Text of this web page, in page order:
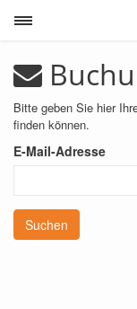
Toggle sidebar
Bitte geben Sie hier
finden können.
E-Mail-Adresse
Suchen